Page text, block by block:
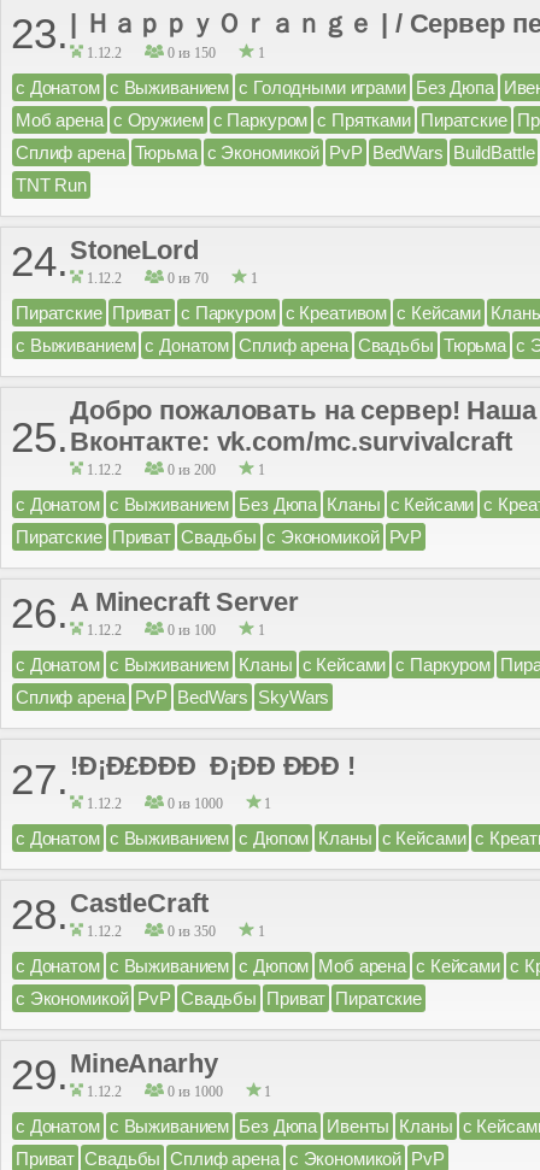
23. | ＨａｐｐｙＯｒａｎｇｅ | / Сервер
1.12.2 0 из 150 1
с Донатом с Выживанием с Голодными играми Без Дюпа
Моб арена с Оружием с Паркуром с Прятками Пиратские
Сплиф арена Тюрьма с Экономикой PvP BedWars BuildBattle
TNT Run
24. StoneLord
1.12.2 0 из 70 1
Пиратские Приват с Паркуром с Креативом с Кейсами
с Выживанием с Донатом Сплиф арена Свадьбы Тюрьма с
25.
Добро пожаловать на сервер! Наша
Вконтакте: vk.com/mc.survivalcraft
1.12.2 0 из 200 1
с Донатом с Выживанием Без Дюпа Кланы с Кейсами с
Пиратские Приват Свадьбы с Экономикой PvP
26.A Minecraft Server
1.12.2 0 из 100 1
с Донатом с Выживанием Кланы с Кейсами с Паркуром
Сплиф арена PvP BedWars SkyWars
27. !Ð¡Ð£ÐÐÐ Ð¡ÐÐ ÐÐÐ !
1.12.2 0 из 1000 1
с Донатом с Выживанием с Дюпом Кланы с Кейсами с
28. CastleCraft
1.12.2 0 из 350 1
с Донатом с Выживанием с Дюпом Моб арена с Кейсами с
с Экономикой PvP Свадьбы Приват Пиратские
29. MineAnarhy
1.12.2 0 из 1000 1
с Донатом с Выживанием Без Дюпа Ивенты Кланы с
Приват Свадьбы Сплиф арена с Экономикой PvP